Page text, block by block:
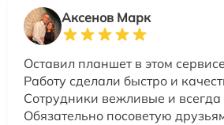
Аксенов Марк
Оставил планшет в этом
Работу сделали быстро и
Сотрудники вежливые и всегда
Обязательно посоветую